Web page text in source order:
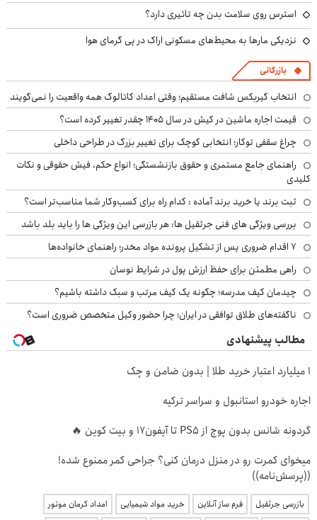
استرس روی سلامت بدن چه تاثیری دارد؟
نزدیکی مارها به محیط‌های مسکونی اراک در پی گرمای هوا
بازرگانی
انتخاب گیربکس شافت مستقیم؛ وقتی اعداد کاتالوگ همه واقعیت را نمی‌گویند
قیمت اجاره ماشین در کیش در سال ۱۴۰۵ چقدر تغییر کرده است؟
چراغ سقفی توکار؛ انتخابی کوچک برای تغییر بزرگ در طراحی داخلی
راهنمای جامع مستمری و حقوق بازنشستگی؛ انواع حکم، فیش حقوقی و نکات
کلیدی
ثبت برند یا خرید برند آماده : کدام راه برای کسب‌وکار شما مناسب‌تر است؟
بررسی ویژگی های فنی جرثقیل ها: هر بازرسی این ویژگی ها را باید بلد باشد
۷ اقدام ضروری پس از تشکیل پرونده مواد مخدر؛ راهنمای خانواده‌ها
راهی مطمئن برای حفظ ارزش پول در شرایط نوسان
چیدمان کیف مدرسه؛ چگونه یک کیف مرتب و سبک داشته باشیم؟
ناگفته‌های طلاق توافقی در ایران؛ چرا حضور وکیل متخصص ضروری است؟
مطالب پیشنهادی
۱ میلیارد اعتبار خرید طلا | بدون ضامن و چک
اجاره خودرو استانبول و سراسر ترکیه
گردونه شانس بدون پوچ از PS5 تا آیفون17 و بیت کوین 🔥
میخوای کمرت رو در منزل درمان کنی؟ جراحی کمر ممنوع شده!
((پرسش‌نامه))
بازرسی جرثقیل فرم ساز آنلاین خرید مواد شیمیایی
امداد کرمان موتور